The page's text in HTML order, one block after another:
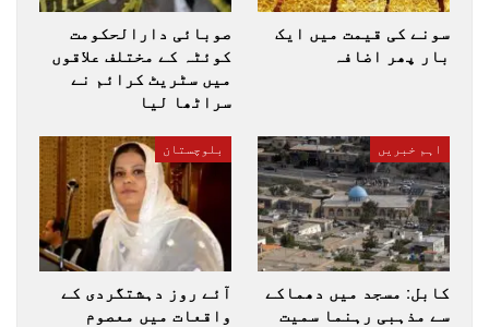
سونے کی قیمت میں ایک
بار پھر اضافہ
صوبائی دارالحکومت
کوئٹہ کے مختلف علاقوں
میں سٹریٹ کرائم نے
سراٹھا لیا
اہم خبریں
کابل: مسجد میں دھماکے
سے مذہبی رہنما سمیت
بلوچستان
آئے روز دہشتگردی کے
واقعات میں معصوم